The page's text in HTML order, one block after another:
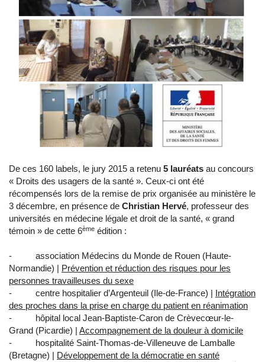
De ces 160 labels, le jury 2015 a retenu 5 lauréats au concours
« Droits des usagers de la santé ». Ceux-ci ont été
récompensés lors de la remise de prix organisée au ministère le
3 décembre, en présence de Christian Hervé, professeur des
universités en médecine légale et droit de la santé, « grand
témoin » de cette 6ème édition :
- association Médecins du Monde de Rouen (Haute-
Normandie) | Prévention et réduction des risques pour les
personnes travailleuses du sexe
- centre hospitalier d’Argenteuil (Ile-de-France) | Intégration
des proches dans la prise en charge du patient en réanimation
- hôpital local Jean-Baptiste-Caron de Crèvecœur-le-
Grand (Picardie) | Accompagnement de la douleur à domicile
- hospitalité Saint-Thomas-de-Villeneuve de Lamballe
(Bretagne) | Développement de la démocratie en santé